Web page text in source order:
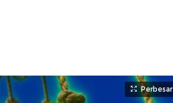
Perbesar